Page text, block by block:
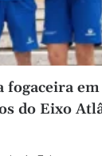
fogaceira
do Eixo